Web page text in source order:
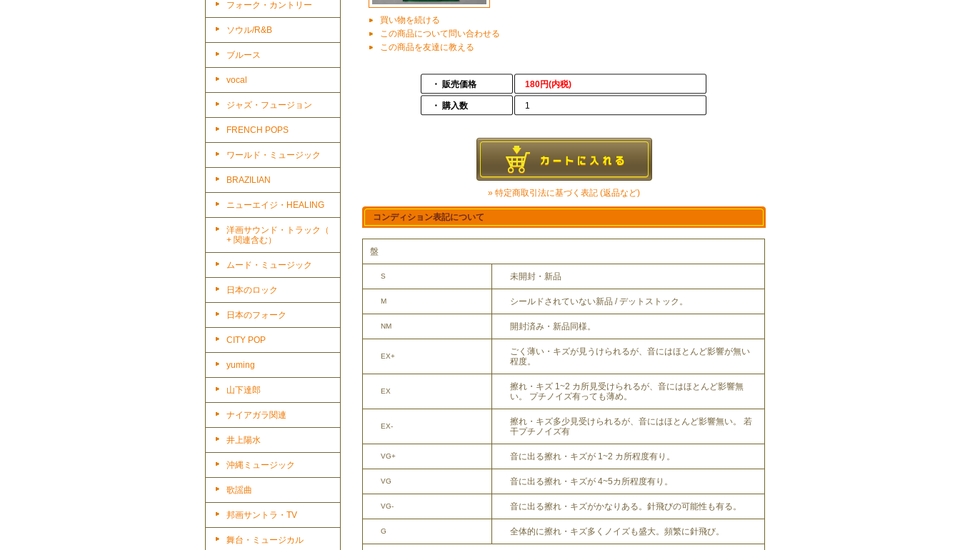
フォーク・カントリー
ソウル/R&B
ブルース
vocal
ジャズ・フュージョン
FRENCH POPS
ワールド・ミュージック
BRAZILIAN
ニューエイジ・HEALING
洋画サウンド・トラック（
+ 関連含む）
ムード・ミュージック
日本のロック
日本のフォーク
CITY POP
yuming
山下達郎
ナイアガラ関連
井上陽水
沖縄ミュージック
歌謡曲
邦画サントラ・TV
舞台・ミュージカル
買い物を続ける
この商品について問い合わせる
この商品を友達に教える
・ 販売価格 180円(内税)
・ 購入数 1
» 特定商取引法に基づく表記 (返品など)
コンディション表記について
盤
S 未開封・新品
M シールドされていない新品 / デットストック。
NM 開封済み・新品同様。
EX+
ごく薄い・キズが見うけられるが、音にはほとんど影響が無い
程度。
EX
擦れ・キズ 1~2 カ所見受けられるが、音にはほとんど影響無
い。 プチノイズ有っても薄め。
EX-
擦れ・キズ多少見受けられるが、音にはほとんど影響無い。 若
干プチノイズ有
VG+ 音に出る擦れ・キズが 1~2 カ所程度有り。
VG 音に出る擦れ・キズが 4~5カ所程度有り。
VG- 音に出る擦れ・キズがかなりある。針飛びの可能性も有る。
G 全体的に擦れ・キズ多くノイズも盛大。頻繁に針飛び。